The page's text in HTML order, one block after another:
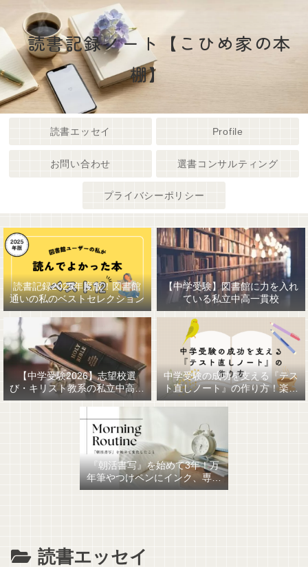
読書記録ノート【こひめ家の本
棚】
読書エッセイ Profile
お問い合わせ 選書コンサルティング
プライバシーポリシー
読書記録2025年度版！図書館
通いの私のベストセレクション
【中学受験】図書館に力を入れ
ている私立中高一貫校
【中学受験2026】志望校選
び・キリスト教系の私立中高一
貫女子校を調べてみました
中学受験の成功を支える『テス
ト直しノート』の作り方！楽に
作るための最強おすすめ文房具
『朝活書写』を始めて3年！万
年筆やつけペンにインク、専用
ノート、毎日が充実していま
読書エッセイ